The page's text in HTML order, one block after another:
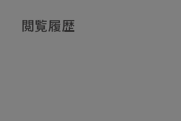
閲覧履歴